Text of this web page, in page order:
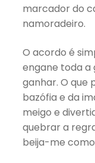
marcador do
namoradeiro.
O acordo é
engane toda a
ganhar. O que
bazófia e da
meigo e
quebrar a
beija-me